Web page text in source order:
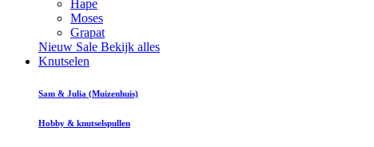
Hape
Moses
Grapat
Nieuw Sale Bekijk alles
Knutselen
Sam & Julia (Muizenhuis)
Hobby & knutselspullen